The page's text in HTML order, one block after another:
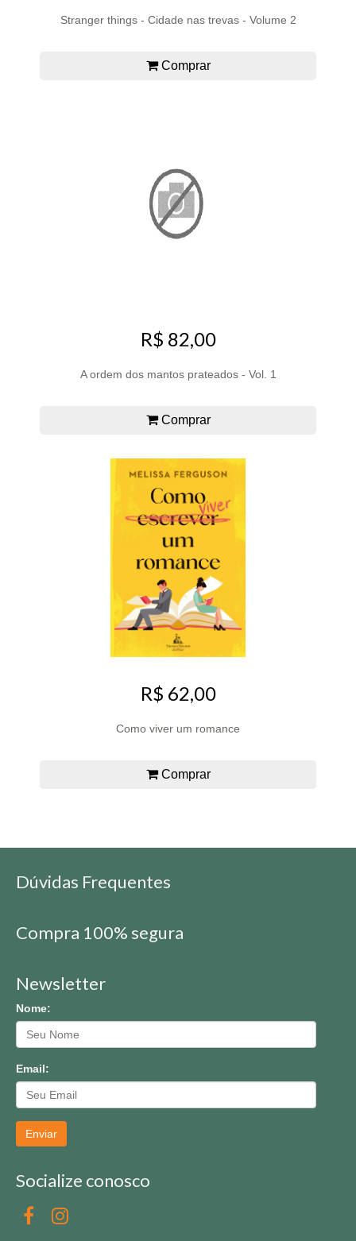
Stranger things - Cidade nas trevas - Volume 2
Comprar
R$ 82,00
A ordem dos mantos prateados - Vol. 1
Comprar
R$ 62,00
Como viver um romance
Comprar
Dúvidas Frequentes
Compra 100% segura
Newsletter
Nome:
Email:
Enviar
Socialize conosco